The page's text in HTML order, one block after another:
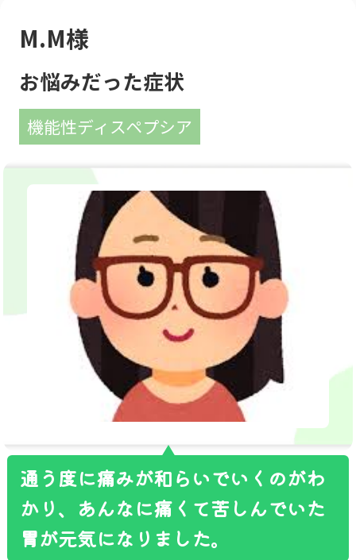
M.M様
お悩みだった症状
機能性ディスペプシア
通う度に痛みが和らいでいくのがわ
かり、あんなに痛くて苦しんでいた
胃が元気になりました。